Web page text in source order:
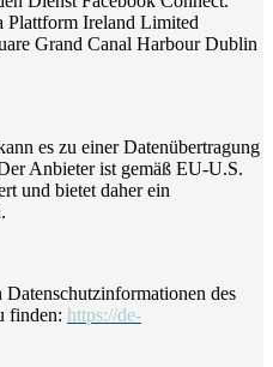
Plattform Ireland Limited
Grand Canal Harbour Dublin
es zu einer Datenübertragung
Anbieter ist gemäß EU-U.S.
und bietet daher ein
des
finden: https://de-